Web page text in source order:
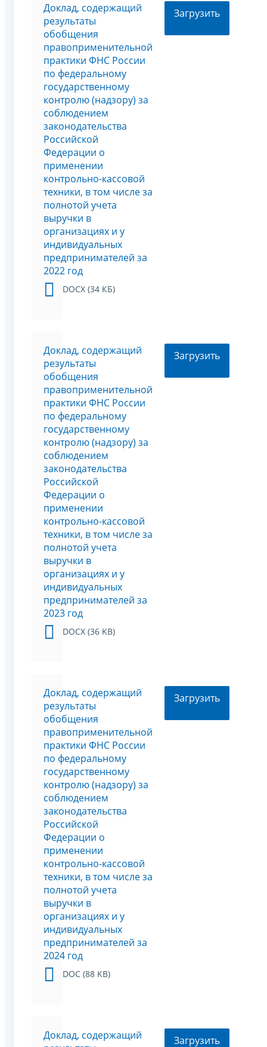
Доклад, содержащий
результаты
обобщения
правоприменительной
практики ФНС России
по федеральному
государственному
контролю (надзору) за
соблюдением
законодательства
Российской
Федерации о
применении
контрольно-кассовой
техники, в том числе за
полнотой учета
выручки в
организациях и у
индивидуальных
предпринимателей за
2022 год
DOCX (34 КБ)
Загрузить
Доклад, содержащий
результаты
обобщения
правоприменительной
практики ФНС России
по федеральному
государственному
контролю (надзору) за
соблюдением
законодательства
Российской
Федерации о
применении
контрольно-кассовой
техники, в том числе за
полнотой учета
выручки в
организациях и у
индивидуальных
предпринимателей за
2023 год
DOCX (36 KB)
Загрузить
Доклад, содержащий
результаты
обобщения
правоприменительной
практики ФНС России
по федеральному
государственному
контролю (надзору) за
соблюдением
законодательства
Российской
Федерации о
применении
контрольно-кассовой
техники, в том числе за
полнотой учета
выручки в
организациях и у
индивидуальных
предпринимателей за
2024 год
DOC (88 KB)
Загрузить
Доклад, содержащий
Загрузить